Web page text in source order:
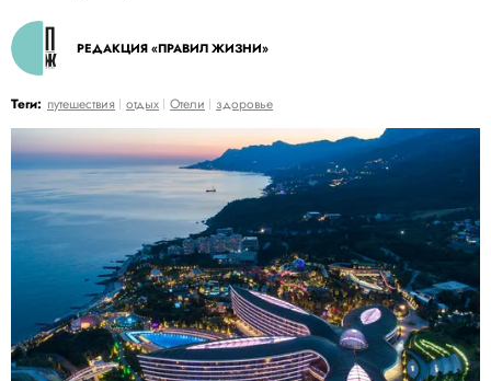
РЕДАКЦИЯ «ПРАВИЛ ЖИЗНИ»
Теги: путешествия отдых Отели здоровье